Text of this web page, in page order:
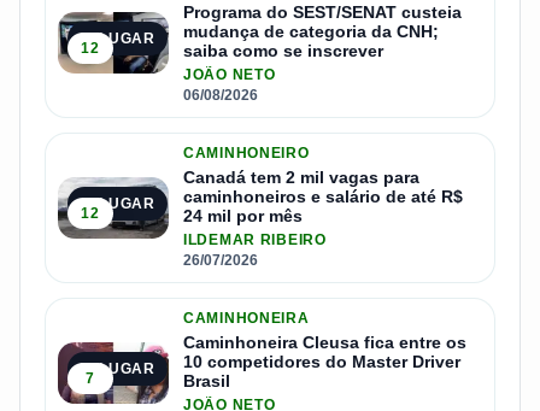
3º LUGAR
12
Programa do SEST/SENAT custeia
mudança de categoria da CNH;
saiba como se inscrever
JOÃO NETO
06/08/2026
4º LUGAR
12
CAMINHONEIRO
Canadá tem 2 mil vagas para
caminhoneiros e salário de até R$
24 mil por mês
ILDEMAR RIBEIRO
26/07/2026
5º LUGAR
7
CAMINHONEIRA
Caminhoneira Cleusa fica entre os
10 competidores do Master Driver
Brasil
JOÃO NETO